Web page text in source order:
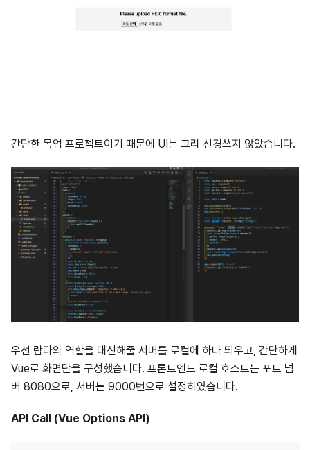
간단한 목업 프로젝트이기 때문에 UI는 그리 신경쓰지 않았습니다.
우선 람다의 역할을 대신해줄 서버를 로컬에 하나 띄우고, 간단하게
Vue로 화면단을 구성했습니다. 프론트엔드 로컬 호스트는 포트 넘
버 8080으로, 서버는 9000번으로 설정하였습니다.
API Call (Vue Options API)